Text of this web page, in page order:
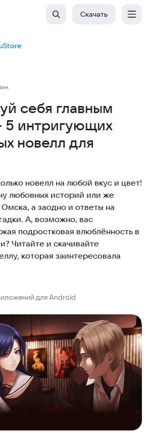
Скачать
себя главным
5 интригующих
новелл для
новелл на любой вкус и цвет!
любовных историй или же
Омска, а заодно и ответы на
А, возможно, вас
подростковая влюблённость в
Читайте и скачивайте
которая заинтересовала
для Android